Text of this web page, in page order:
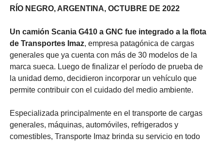
RÍO NEGRO, ARGENTINA, OCTUBRE DE 2022
Un camión Scania G410 a GNC fue integrado a la flota
de Transportes Imaz, empresa patagónica de cargas
generales que ya cuenta con más de 30 modelos de la
marca sueca. Luego de finalizar el período de prueba de
la unidad demo, decidieron incorporar un vehículo que
permite contribuir con el cuidado del medio ambiente.
Especializada principalmente en el transporte de cargas
generales, máquinas, automóviles, refrigerados y
comestibles, Transporte Imaz brinda su servicio en todo